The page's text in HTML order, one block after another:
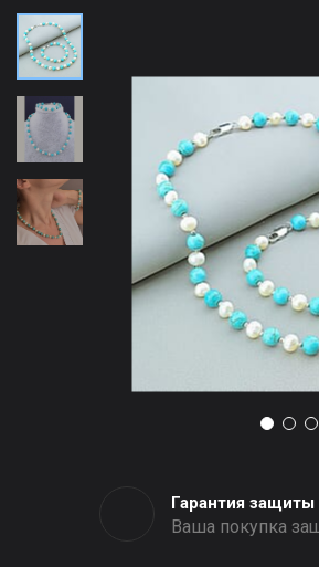
Гарантия защиты
Ваша покупка